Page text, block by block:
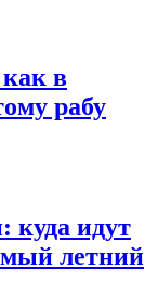
в
рабу
куда идут
летний